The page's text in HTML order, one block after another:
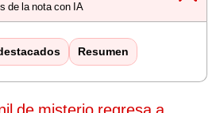
de la nota con IA
Resumen